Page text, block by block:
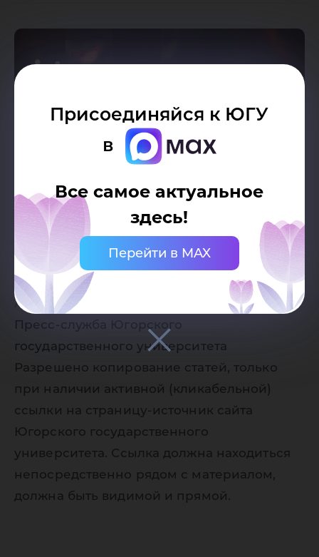
Присоединяйся к ЮГУ
в
Все самое актуальное
здесь!
Перейти в MAX
Дата публикации: 07.12.2021
Автор:
Пресс-служба Югорского
государственного университета
Разрешено копирование статей, только
при наличии активной (кликабельной)
ссылки на страницу-источник сайта
Югорского государственного
университета. Ссылка должна находиться
непосредственно рядом с материалом,
должна быть видимой и прямой.